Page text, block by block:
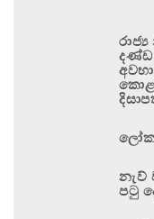
දණ්ඩ
නැව්
පටු